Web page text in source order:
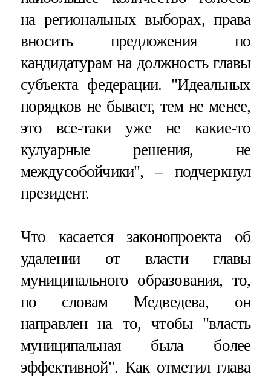
на региональных выборах, права
вносить предложения по
кандидатурам на должность главы
субъекта федерации. "Идеальных
порядков не бывает, тем не менее,
это все-таки уже не какие-то
кулуарные решения, не
междусобойчики", – подчеркнул
президент.
Что касается законопроекта об
удалении от власти главы
муниципального образования, то,
по словам Медведева, он
направлен на то, чтобы "власть
муниципальная была более
эффективной". Как отметил глава